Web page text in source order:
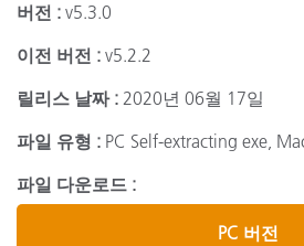
버전 : v5.3.0
이전 버전 : v5.2.2
릴리스 날짜 : 2020년 06월 17일
파일 유형 : PC Self-extracting exe,
파일 다운로드 :
PC 버전